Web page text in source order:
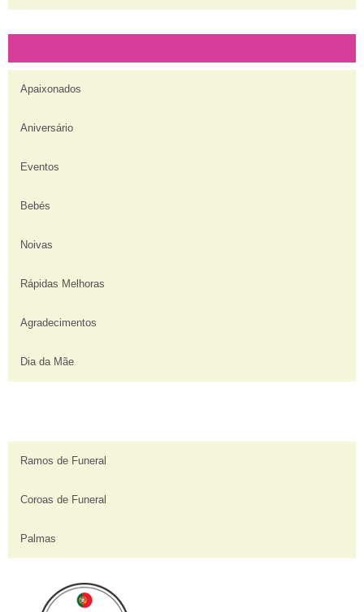
Apaixonados
Aniversário
Eventos
Bebés
Noivas
Rápidas Melhoras
Agradecimentos
Dia da Mãe
Ramos de Funeral
Coroas de Funeral
Palmas